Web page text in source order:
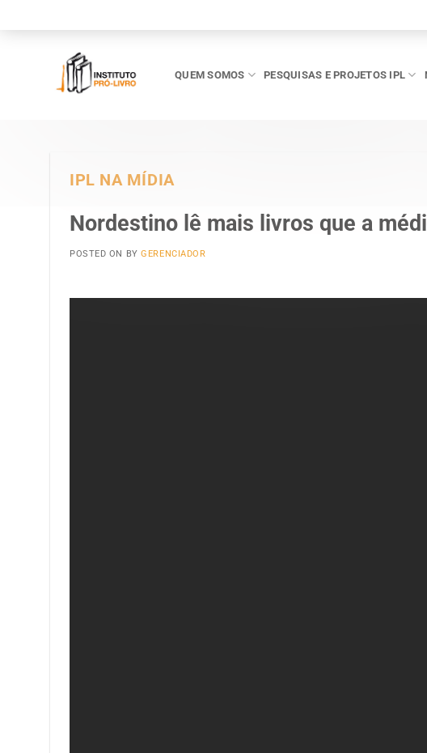
QUEM SOMOS PESQUISAS E PROJETOS IPL
IPL NA MÍDIA
Nordestino lê mais livros que a
POSTED ON BYGERENCIADOR